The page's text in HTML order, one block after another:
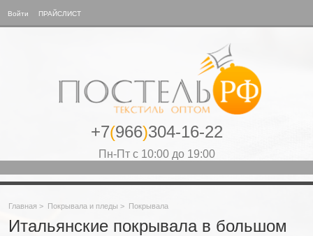
Войти ПРАЙСЛИСТ
+7(966)304-16-22
Пн-Пт с 10:00 до 19:00
Главная > Покрывала и пледы > Покрывала
Итальянские покрывала в большом